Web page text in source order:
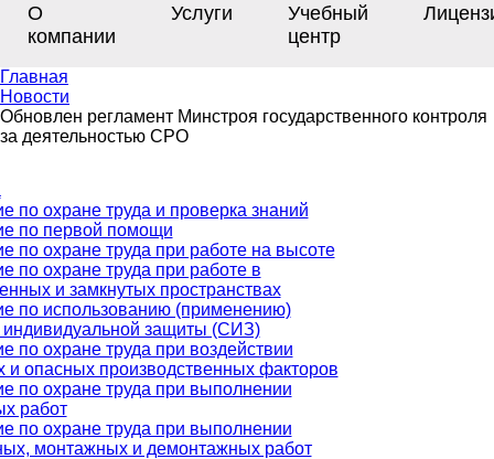
О
компании
Услуги
Учебный
центр
Главная
Новости
Обновлен регламент Минстроя государственного контроля
за деятельностью СРО
по охране труда и проверка знаний
по первой помощи
по охране труда при работе на высоте
по охране труда при работе в
и замкнутых пространствах
по использованию (применению)
индивидуальной защиты (СИЗ)
по охране труда при воздействии
и опасных производственных факторов
по охране труда при выполнении
работ
по охране труда при выполнении
монтажных и демонтажных работ